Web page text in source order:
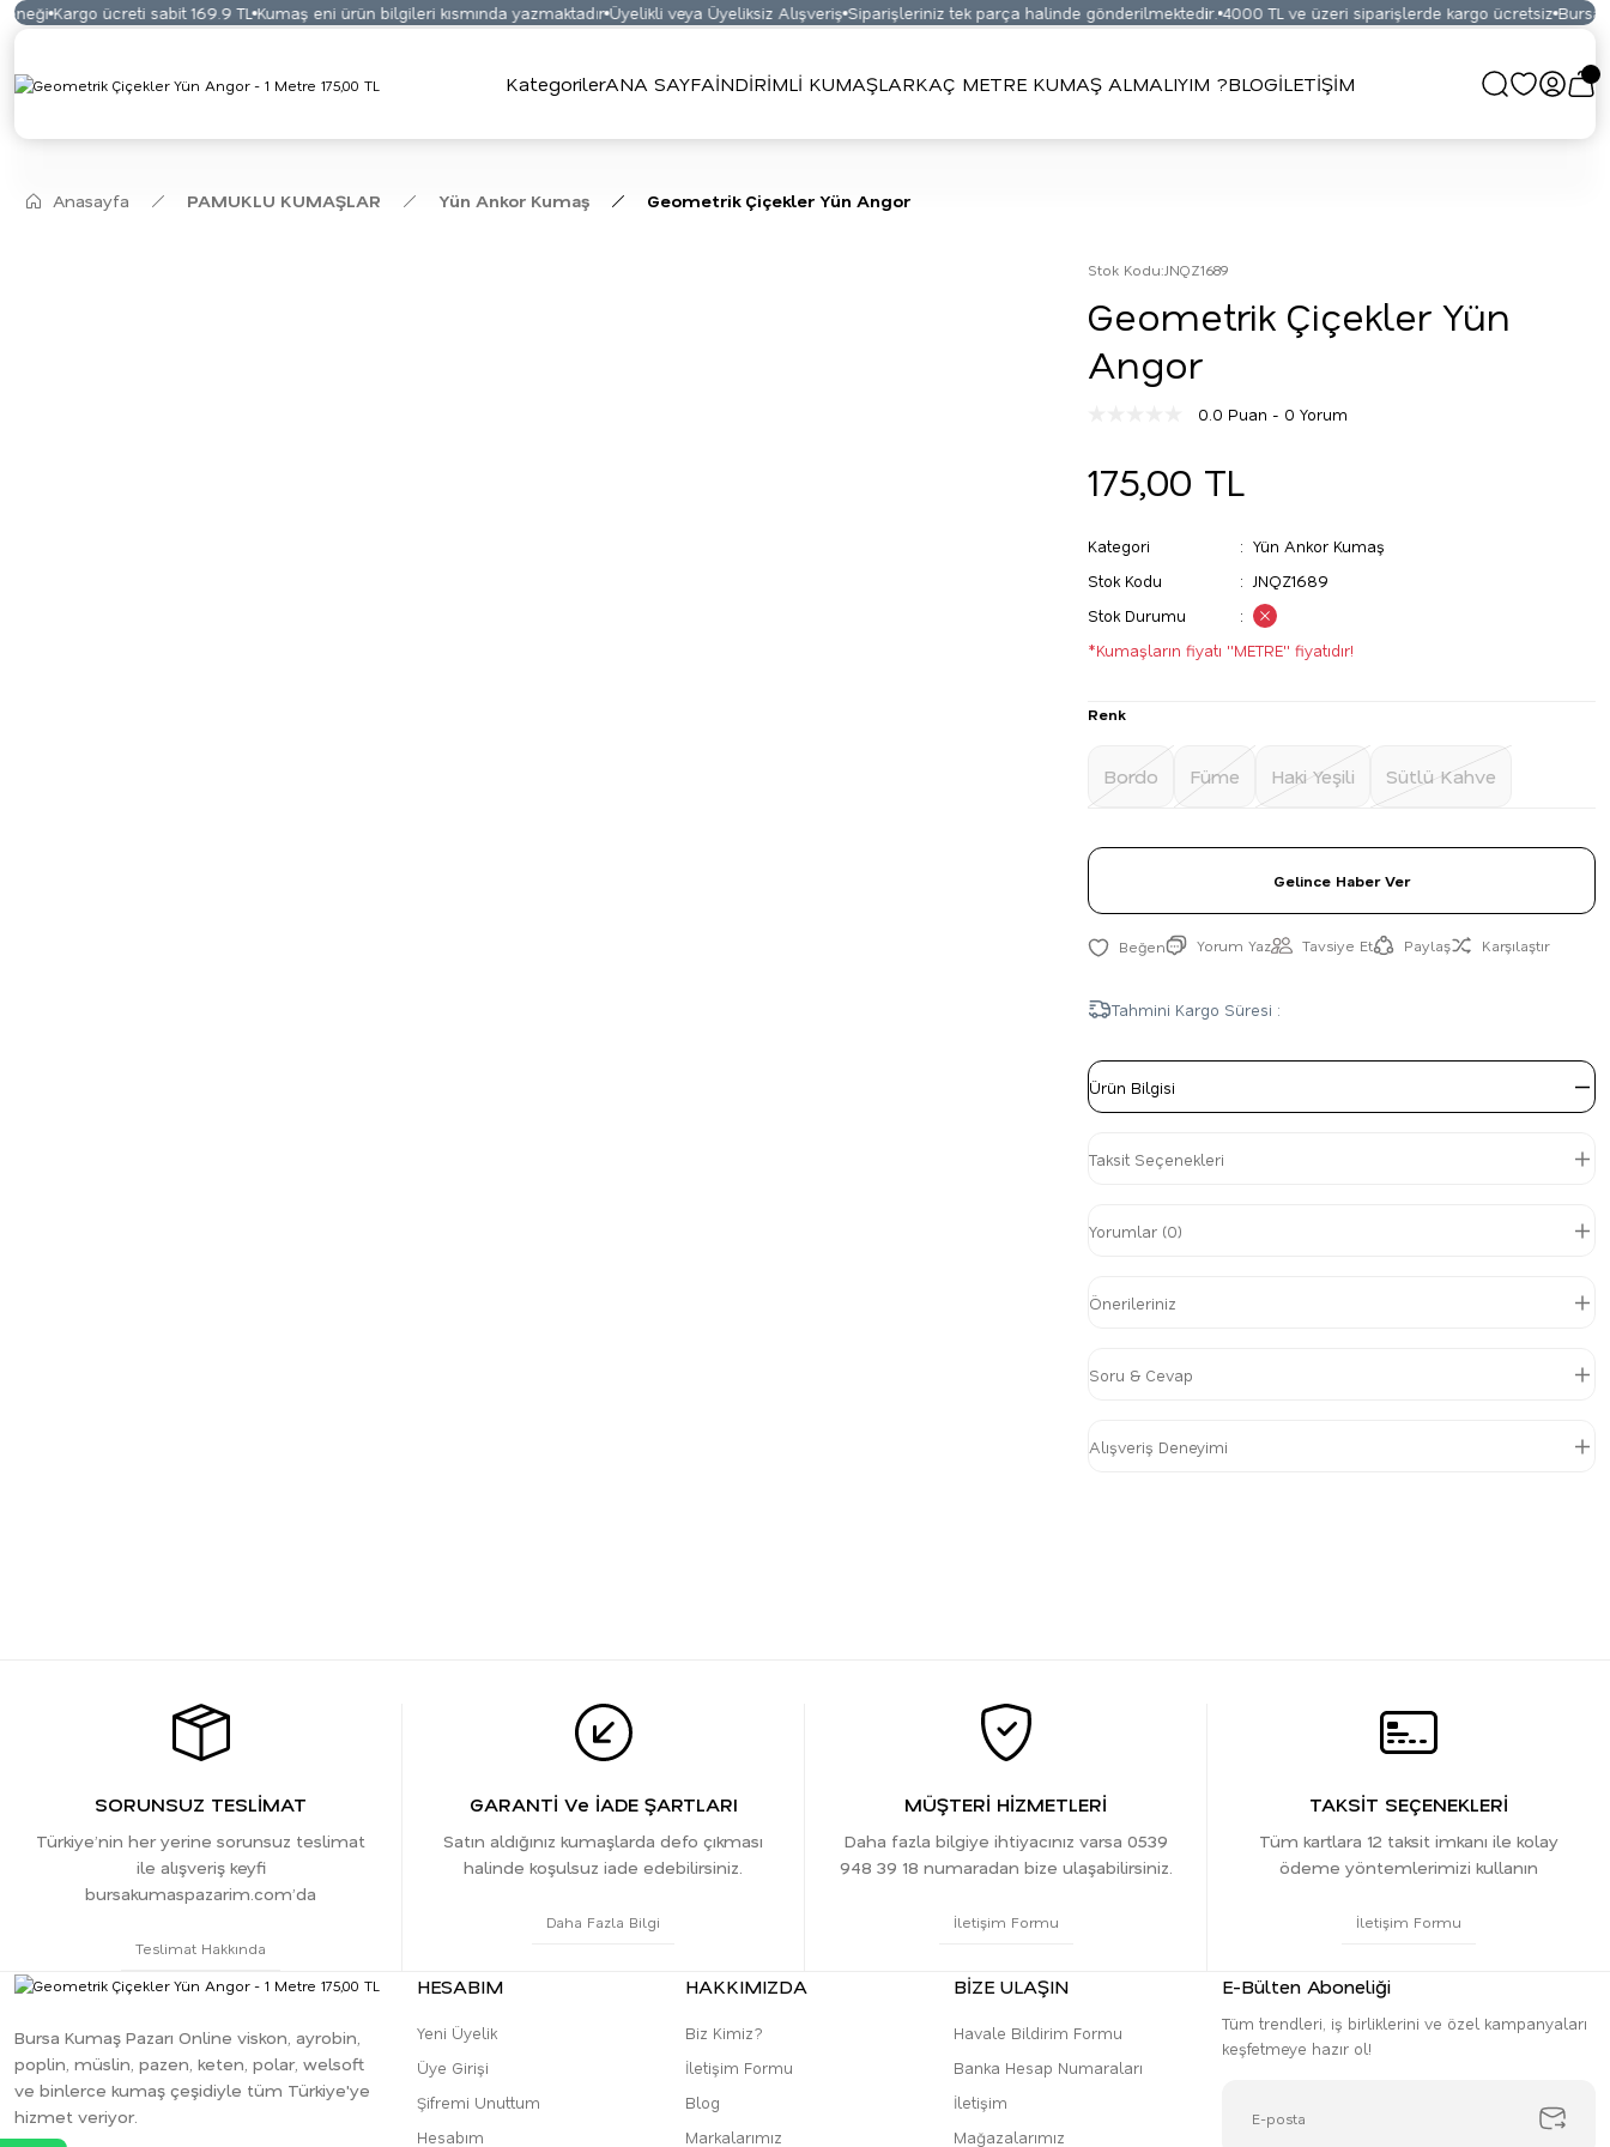
Kargo ücreti sabit 169.9 TL Kumaş eni ürün bilgileri kısmında yazmaktadır Üyelikli veya Üyeliksiz Alışveriş Siparişleriniz tek parça halinde gönderilmektedir. 4000 TL ve üzeri siparişlerde kargo ücretsiz Bursa
KategorilerANA SAYFAİNDİRİMLİ KUMAŞLARKAÇ METRE KUMAŞ ALMALIYIM ?BLOGİLETİŞİM
Anasayfa PAMUKLU KUMAŞLAR Yün Ankor Kumaş Geometrik Çiçekler Yün Angor
Stok Kodu:JNQZ1689
Geometrik Çiçekler Yün
Angor
0.0 Puan - 0 Yorum
175,00 TL
Kategori
Yün Ankor Kumaş
Stok Kodu
JNQZ1689
Stok Durumu
*Kumaşların fiyatı ''METRE'' fiyatıdır!
Renk
Bordo Füme Haki Yeşili Sütlü Kahve
Gelince Haber Ver
Yorum Yaz Tavsiye Et Paylaş Karşılaştır
Tahmini Kargo Süresi :
Ürün Bilgisi
Taksit Seçenekleri
Yorumlar (0)
Önerileriniz
Soru & Cevap
Alışveriş Deneyimi
SORUNSUZ TESLİMAT
Türkiye’nin her yerine sorunsuz teslimat
ile alışveriş keyfi
bursakumaspazarim.com’da
Teslimat Hakkında
GARANTİ Ve İADE ŞARTLARI
Satın aldığınız kumaşlarda defo çıkması
halinde koşulsuz iade edebilirsiniz.
Daha Fazla Bilgi
MÜŞTERİ HİZMETLERİ
Daha fazla bilgiye ihtiyacınız varsa 0539
948 39 18 numaradan bize ulaşabilirsiniz.
İletişim Formu
TAKSİT SEÇENEKLERİ
Tüm kartlara 12 taksit imkanı ile kolay
ödeme yöntemlerimizi kullanın
İletişim Formu
Bursa Kumaş Pazarı Online viskon, ayrobin,
poplin, müslin, pazen, keten, polar, welsoft
ve binlerce kumaş çeşidiyle tüm Türkiye'ye
hizmet veriyor.
HESABIM
Yeni Üyelik
Üye Girişi
Şifremi Unuttum
Hesabım
HAKKIMIZDA
Biz Kimiz?
İletişim Formu
Blog
Markalarımız
BİZE ULAŞIN
Havale Bildirim Formu
Banka Hesap Numaraları
İletişim
Mağazalarımız
E-Bülten Aboneliği
Tüm trendleri, iş birliklerini ve özel kampanyaları
keşfetmeye hazır ol!